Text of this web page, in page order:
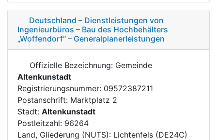
Deutschland – Dienstleistungen von
Ingenieurbüros – Bau des Hochbehälters
„Woffendorf“ – Generalplanerleistungen
Offizielle Bezeichnung: Gemeinde
Altenkunstadt
Registrierungsnummer: 09572387211
Postanschrift: Marktplatz 2
Stadt: Altenkunstadt
Postleitzahl: 96264
Land, Gliederung (NUTS): Lichtenfels (DE24C)